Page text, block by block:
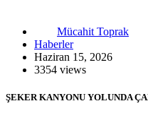
Mücahit Toprak
Haberler
Haziran 15, 2026
3354 views
ŞEKER KANYONU YOLUNDA